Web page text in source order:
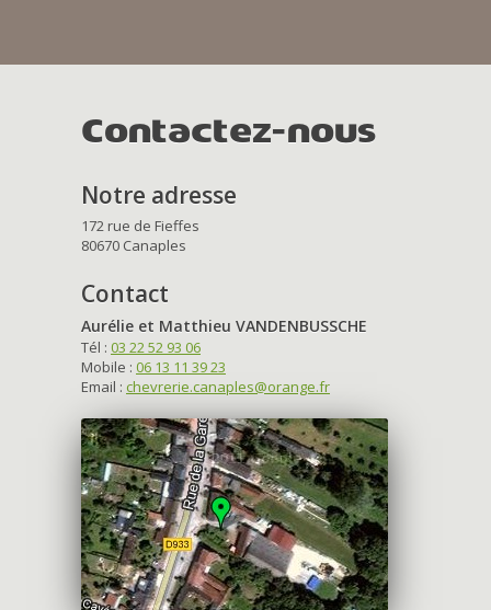
Contactez-nous
Notre adresse
172 rue de Fieffes
80670 Canaples
Contact
Aurélie et Matthieu VANDENBUSSCHE
Tél : 03 22 52 93 06
Mobile : 06 13 11 39 23
Email : chevrerie.canaples@orange.fr